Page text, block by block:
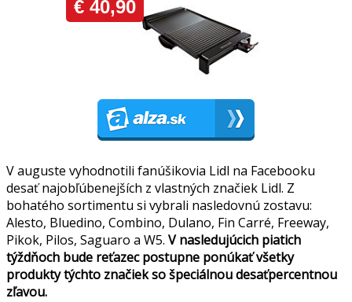
V auguste vyhodnotili fanúšikovia Lidl na Facebooku
desať najobľúbenejších z vlastných značiek Lidl. Z
bohatého sortimentu si vybrali nasledovnú zostavu:
Alesto, Bluedino, Combino, Dulano, Fin Carré, Freeway,
Pikok, Pilos, Saguaro a W5. V nasledujúcich piatich
týždňoch bude reťazec postupne ponúkať všetky
produkty týchto značiek so špeciálnou desaťpercentnou
zľavou.